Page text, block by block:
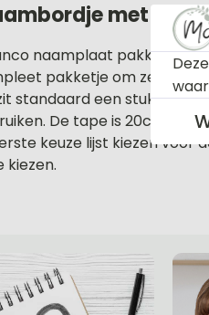
met los
naamplaat pakketje
pakketje om zelf een
standaard een stukje
De tape is 20cm lang
keuze lijst kiezen
kiezen.